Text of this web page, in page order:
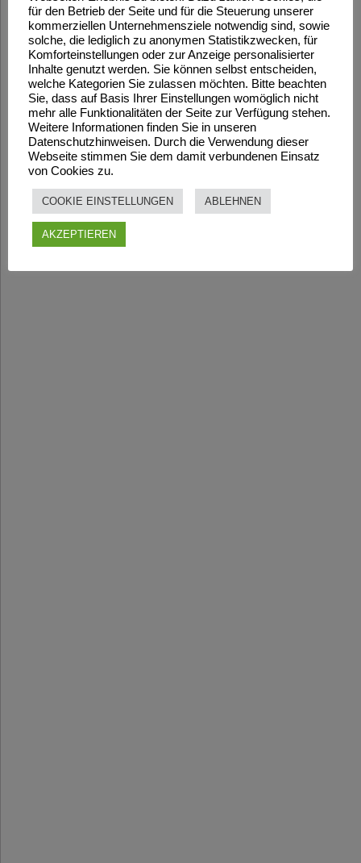
für den Betrieb der Seite und für die Steuerung unserer
kommerziellen Unternehmensziele notwendig sind, sowie
solche, die lediglich zu anonymen Statistikzwecken, für
Komforteinstellungen oder zur Anzeige personalisierter
Inhalte genutzt werden. Sie können selbst entscheiden,
welche Kategorien Sie zulassen möchten. Bitte beachten
Sie, dass auf Basis Ihrer Einstellungen womöglich nicht
mehr alle Funktionalitäten der Seite zur Verfügung stehen.
Weitere Informationen finden Sie in unseren
Datenschutzhinweisen. Durch die Verwendung dieser
Webseite stimmen Sie dem damit verbundenen Einsatz
von Cookies zu.
COOKIE EINSTELLUNGEN ABLEHNEN
AKZEPTIEREN